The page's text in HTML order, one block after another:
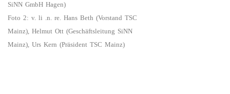
SiNN GmbH Hagen)
Foto 2: v. li .n. re. Hans Beth (Vorstand TSC
Mainz), Helmut Ott (Geschäftsleitung SiNN
Mainz), Urs Kern (Präsident TSC Mainz)